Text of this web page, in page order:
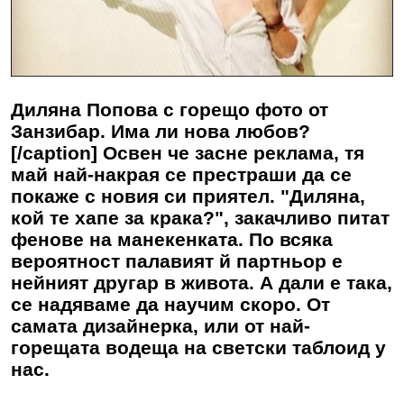
Диляна Попова с горещо фото от
Занзибар. Има ли нова любов?
[/caption] Освен че засне реклама, тя
май най-накрая се престраши да се
покаже с новия си приятел. "Диляна,
кой те хапе за крака?", закачливо питат
фенове на манекенката. По всяка
вероятност палавият й партньор е
нейният другар в живота. А дали е така,
се надяваме да научим скоро. От
самата дизайнерка, или от най-
горещата водеща на светски таблоид у
нас.